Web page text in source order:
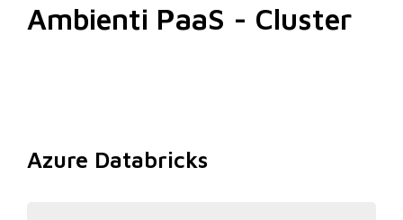
Ambienti PaaS - Cluster
Azure Databricks